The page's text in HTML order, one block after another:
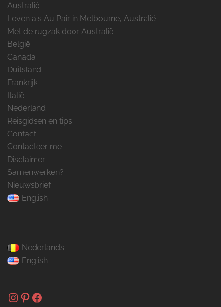
Australië
Leven als Au Pair in Melbourne, Australië
Met de rugzak door Australië
België
Canada
Duitsland
Frankrijk
Italië
Nederland
Reisgidsen en tips
Contact
Contacteer me
Disclaimer
Samenwerken?
Nieuwsbrief
English
Nederlands
English
Instagram
Pinterest
Facebook